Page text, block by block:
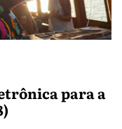
para a